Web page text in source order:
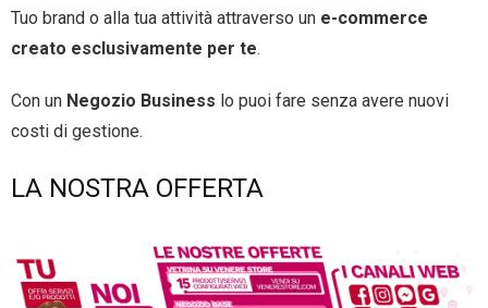
Tuo brand o alla tua attività attraverso un e-commerce
creato esclusivamente per te.
Con un Negozio Business lo puoi fare senza avere nuovi
costi di gestione.
LA NOSTRA OFFERTA